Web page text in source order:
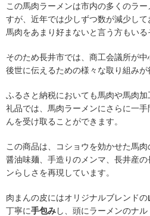
この馬肉ラーメンは市内の多くのラ
すが、近年では少しずつ数が減少し
馬肉をあまり好まないと言う方もいる
そのため長井市では、商工会議所が
後世に伝えるための様々な取り組みが
ふるさと納税においても馬肉や馬肉
礼品では、馬肉ラーメンにさらに一
んを受け取ることができます。
この商品は、コショウを効かせた馬
醤油味麺、手造りのメンマ、長井産
ンらしさを再現しています。
肉まんの皮にはオリジナルブレンドの
丁寧に手包みし、頭にラーメンのナル